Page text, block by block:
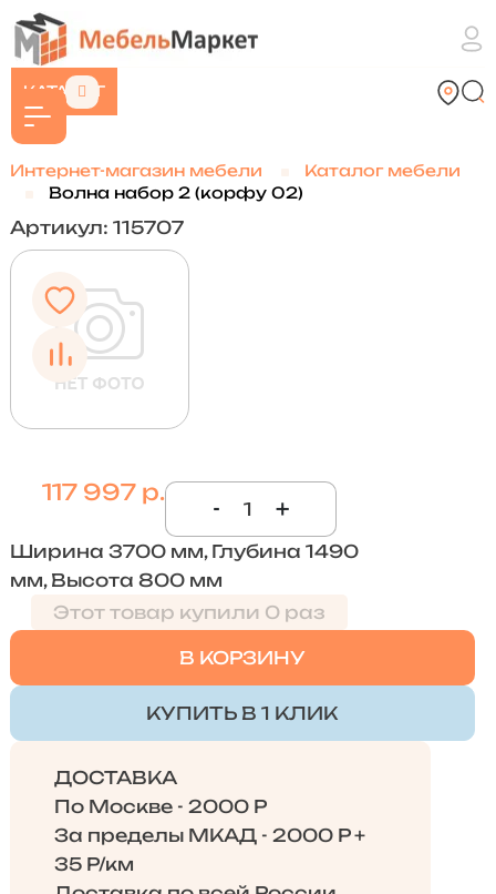
КАТАЛОГ
Интернет-магазин мебели
Каталог мебели
Волна набор 2 (корфу 02)
Артикул: 115707
117 997 р.
- +
Ширина 3700 мм, Глубина 1490
мм, Высота 800 мм
Этот товар купили 0 раз
В КОРЗИНУ
КУПИТЬ В 1 КЛИК
ДОСТАВКА
По Москве - 2000 Р
За пределы МКАД - 2000 Р +
35 Р/км